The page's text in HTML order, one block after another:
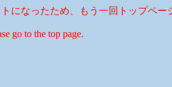
になったため、もう一回トップペー
go to the top page.